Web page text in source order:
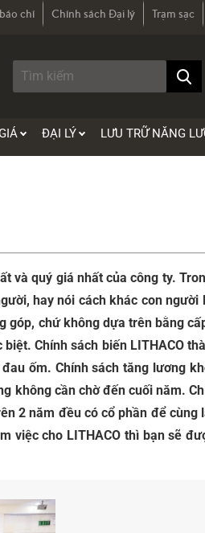
chí Chính sách Đại lý Trạm sạc
ĐẠI LÝ LƯU TRỮ NĂNG
và quý giá nhất của công ty.
hay nói cách khác con
góp, chứ không dựa trên bằng
Chính sách biến LITHACO
ốm. Chính sách tăng lương
không cần chờ đến cuối năm.
2 năm đều có cổ phần để
việc cho LITHACO thì bạn sẽ